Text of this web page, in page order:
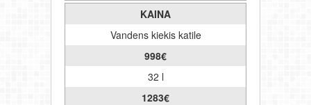
KAINA
Vandens kiekis katile
998€
32 l
1283€